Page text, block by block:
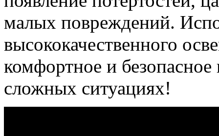
малых повреждений.
высококачественного
комфортное и
сложных ситуациях!